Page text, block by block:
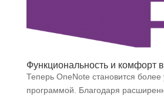
Функциональность и комфорт
Теперь OneNote становится более
программой. Благодаря